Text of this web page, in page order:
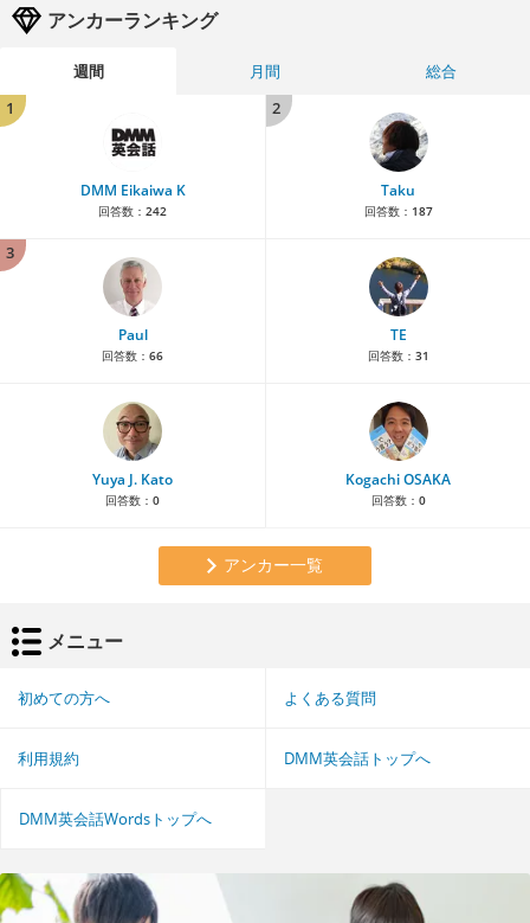
アンカーランキング
週間 月間
総合
1
DMM Eikaiwa K
回答数： 242
2
Taku
回答数： 187
3
Paul
回答数： 66
TE
回答数： 31
Yuya J. Kato
回答数： 0
Kogachi OSAKA
回答数： 0
アンカー一覧
メニュー
初めての方へ よくある質問
利用規約 DMM英会話トップへ
DMM英会話Wordsトップへ